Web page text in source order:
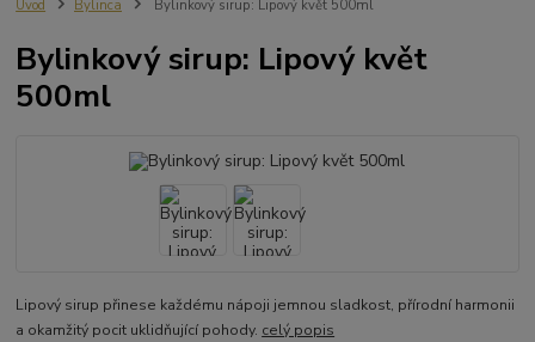
Úvod Bylinca Bylinkový sirup: Lipový květ 500ml
Bylinkový sirup: Lipový květ
500ml
Lipový sirup přinese každému nápoji jemnou sladkost, přírodní harmonii
a okamžitý pocit uklidňující pohody. celý popis